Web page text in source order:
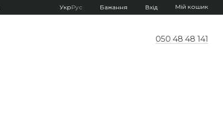
УкрРус Бажання Вхід Мій кошик
050 48 48 141